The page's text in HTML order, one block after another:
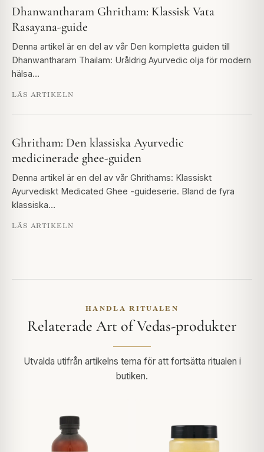
Dhanwantharam Ghritham: Klassisk Vata
Rasayana-guide
Denna artikel är en del av vår Den kompletta guiden till
Dhanwantharam Thailam: Uråldrig Ayurvedic olja för modern
hälsa…
LÄS ARTIKELN
Ghritham: Den klassiska Ayurvedic
medicinerade ghee-guiden
Denna artikel är en del av vår Ghrithams: Klassiskt
Ayurvediskt Medicated Ghee -guideserie. Bland de fyra
klassiska…
LÄS ARTIKELN
HANDLA RITUALEN
Relaterade Art of Vedas-produkter
Utvalda utifrån artikelns tema för att fortsätta ritualen i
butiken.